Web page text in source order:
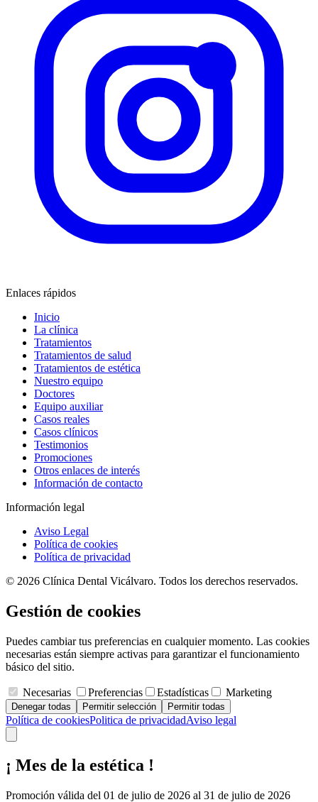
Enlaces rápidos
Inicio
La clínica
Tratamientos
Tratamientos de salud
Tratamientos de estética
Nuestro equipo
Doctores
Equipo auxiliar
Casos reales
Casos clínicos
Testimonios
Promociones
Otros enlaces de interés
Información de contacto
Información legal
Aviso Legal
Política de cookies
Política de privacidad
© 2026 Clínica Dental Vicálvaro. Todos los derechos reservados.
Gestión de cookies
Puedes cambiar tus preferencias en cualquier momento. Las cookies
necesarias están siempre activas para garantizar el funcionamiento
básico del sitio.
Necesarias Preferencias Estadísticas Marketing
Denegar todas Permitir selección Permitir todas
Política de cookiesPolitica de privacidadAviso legal
¡ Mes de la estética !
Promoción válida del 01 de julio de 2026 al 31 de julio de 2026